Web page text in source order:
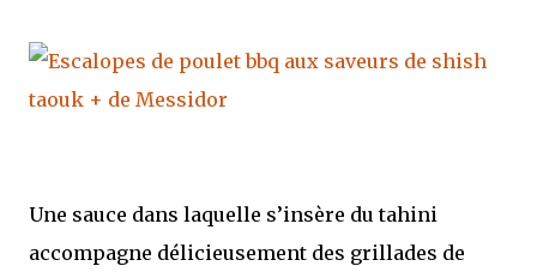
Une sauce dans laquelle s’insère du tahini
accompagne délicieusement des grillades de